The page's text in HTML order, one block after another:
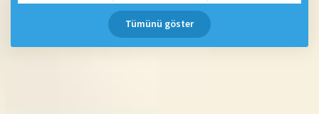
Tümünü göster